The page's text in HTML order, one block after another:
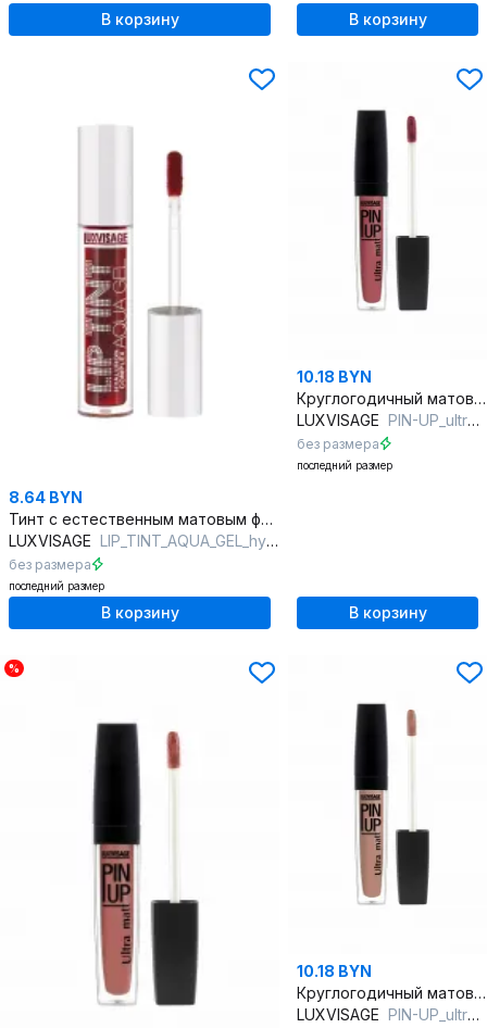
В корзину В корзину
8.64 BYN
Тинт с естественным матовым финишем и стойкостью
LUXVISAGE LIP_TINT_AQUA_GEL_hyaluron_complex 05 винный красный (wine red)
без размера
последний размер
В корзину
10.18 BYN
Круглогодичный матовый блеск для губ с витамином Е
LUXVISAGE PIN-UP_ultra_matt 33 rosewood
без размера
последний размер
В корзину
%
10.18 BYN
Круглогодичный матовый блеск для губ с витамином Е
LUXVISAGE PIN-UP_ultra_matt 23 latte